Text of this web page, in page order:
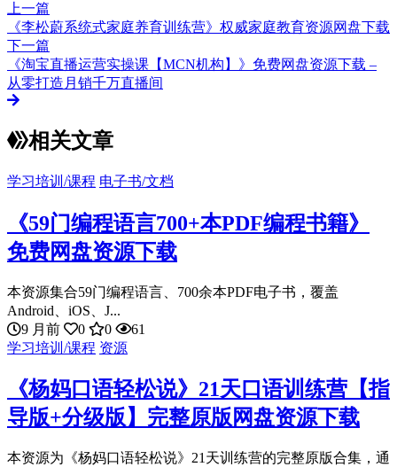
上一篇
《李松蔚系统式家庭养育训练营》权威家庭教育资源网盘下载
下一篇
《淘宝直播运营实操课【MCN机构】》免费网盘资源下载 –
从零打造月销千万直播间
相关文章
学习培训/课程 电子书/文档
《59门编程语言700+本PDF编程书籍》
免费网盘资源下载
本资源集合59门编程语言、700余本PDF电子书，覆盖
Android、iOS、J...
9 月前
0 0
61
学习培训/课程 资源
《杨妈口语轻松说》21天口语训练营【指
导版+分级版】完整原版网盘资源下载
本资源为《杨妈口语轻松说》21天训练营的完整原版合集，通